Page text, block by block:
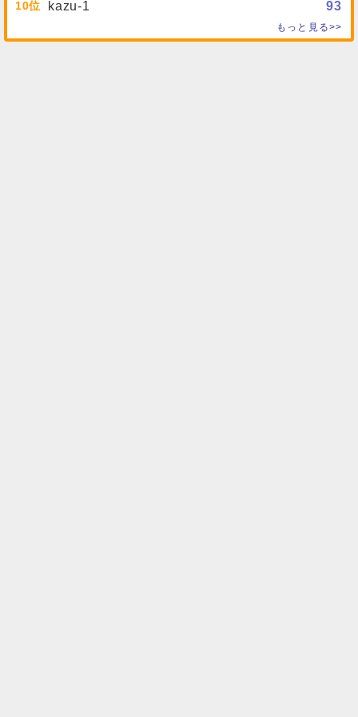
10 kazu-1 93
もっと見る>>